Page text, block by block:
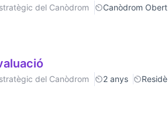
del Canòdrom Canòdrom Obert
del Canòdrom 2 anys